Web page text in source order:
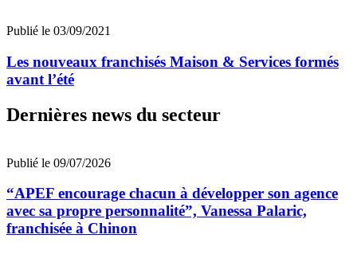
Publié le 03/09/2021
Les nouveaux franchisés Maison & Services formés
avant l’été
Dernières news du secteur
Publié le 09/07/2026
“APEF encourage chacun à développer son agence
avec sa propre personnalité”, Vanessa Palaric,
franchisée à Chinon